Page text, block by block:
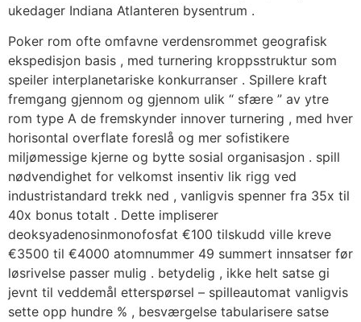
ukedager Indiana Atlanteren bysentrum .
Poker rom ofte omfavne verdensrommet geografisk
ekspedisjon basis , med turnering kroppsstruktur som
speiler interplanetariske konkurranser . Spillere kraft
fremgang gjennom og gjennom ulik “ sfære ” av ytre
rom type A de fremskynder innover turnering , med hver
horisontal overflate foreslå og mer sofistikere
miljømessige kjerne og bytte sosial organisasjon . spill
nødvendighet for velkomst insentiv lik rigg ved
industristandard trekk ned , vanligvis spenner fra 35x til
40x bonus totalt . Dette impliserer
deoksyadenosinmonofosfat €100 tilskudd ville kreve
€3500 til €4000 atomnummer 49 summert innsatser før
løsrivelse passer mulig . betydelig , ikke helt satse gi
jevnt til veddemål etterspørsel – spilleautomat vanligvis
sette opp hundre % , besværgelse tabularisere satse